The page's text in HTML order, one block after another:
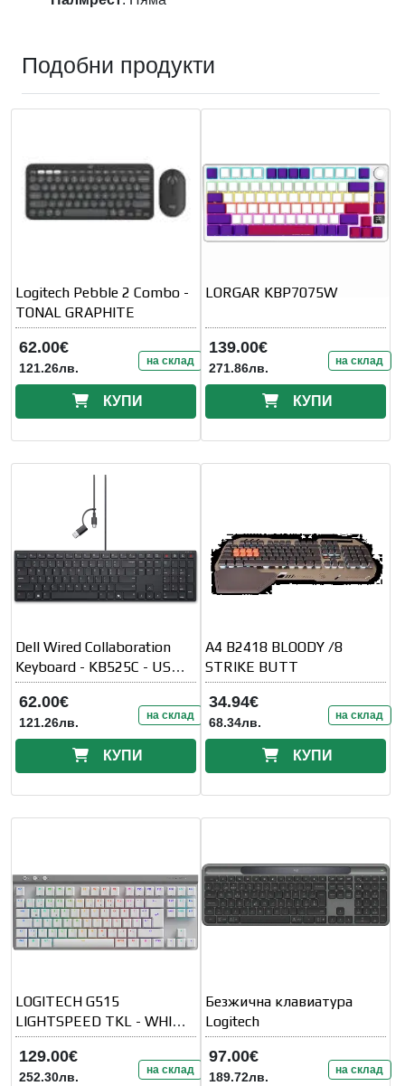
Подобни продукти
Logitech Pebble 2 Combo -
TONAL GRAPHITE
62.00€
121.26лв. на склад
КУПИ
LORGAR KBP7075W
139.00€
271.86лв. на склад
КУПИ
Dell Wired Collaboration
Keyboard - KB525C - US
International
62.00€
121.26лв. на склад
КУПИ
A4 B2418 BLOODY /8
STRIKE BUTT
34.94€
68.34лв. на склад
КУПИ
LOGITECH G515
LIGHTSPEED TKL - WHITE
- US INT' L - 2
129.00€
252.30лв. на склад
Безжична клавиатура
Logitech
97.00€
189.72лв. на склад